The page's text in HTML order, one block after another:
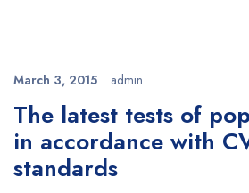
March 3, 2015 admin
The latest tests of
in accordance with
standards